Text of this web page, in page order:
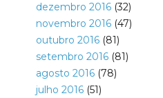
dezembro 2016(32)
novembro 2016(47)
outubro 2016(81)
setembro 2016(81)
agosto 2016(78)
julho 2016(51)